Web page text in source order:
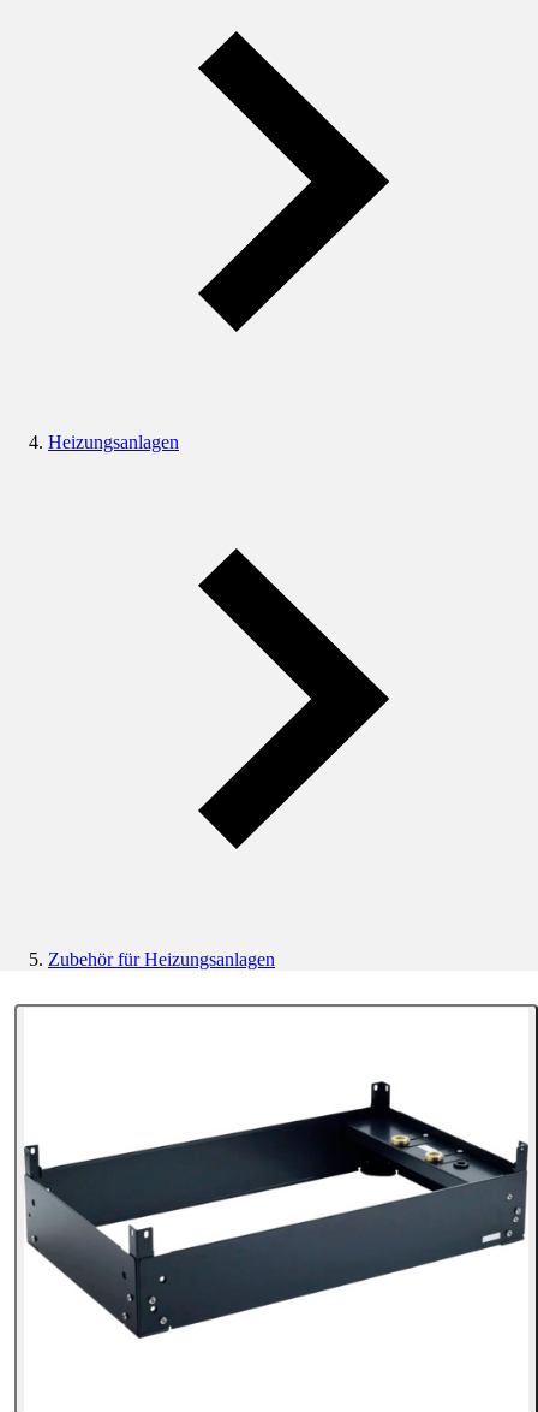
Heizungsanlagen
Zubehör für Heizungsanlagen